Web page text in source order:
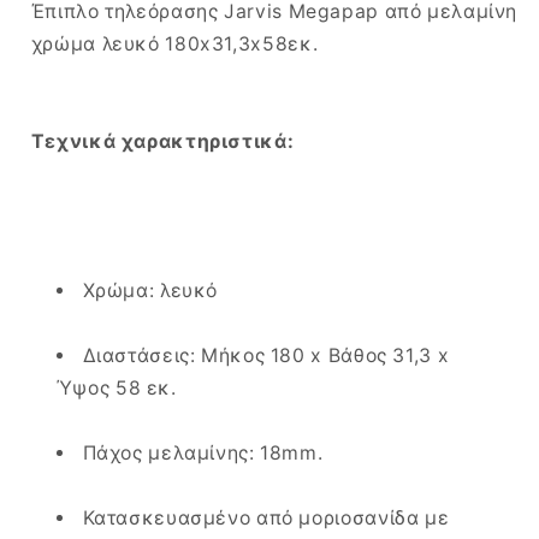
Έπιπλο τηλεόρασης Jarvis Megapap από μελαμίνη
χρώμα λευκό 180x31,3x58εκ.
Τεχνικά χαρακτηριστικά:
Χρώμα: λευκό
Διαστάσεις: Μήκος 180 x Βάθος 31,3 x
Ύψος 58 εκ.
Πάχος μελαμίνης: 18mm.
Κατασκευασμένο από μοριοσανίδα με